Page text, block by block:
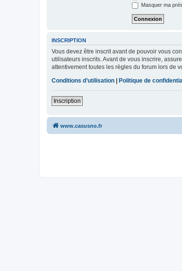
Masquer ma
INSCRIPTION
Vous devez être inscrit avant de pouvoir vous
utilisateurs inscrits. Avant de vous inscrire,
attentivement toutes les règles du forum lors de
Conditions d’utilisation
Politique de
Inscription
www.casusno.fr